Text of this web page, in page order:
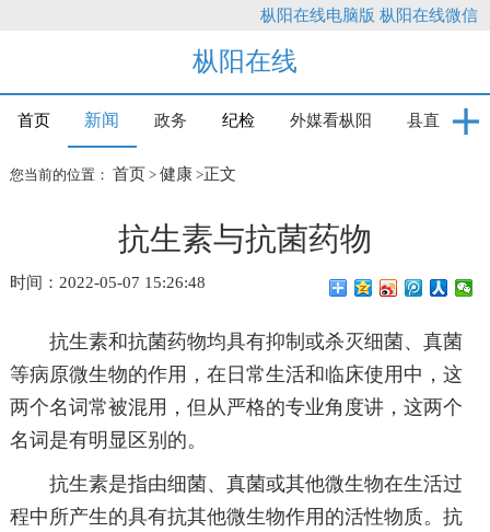
枞阳在线电脑版 枞阳在线微信
枞阳在线
首页 新闻 政务 纪检 外媒看枞阳 县直
您当前的位置： 首页 > 健康>正文
抗生素与抗菌药物
时间：2022-05-07 15:26:48
抗生素和抗菌药物均具有抑制或杀灭细菌、真菌
等病原微生物的作用，在日常生活和临床使用中，这
两个名词常被混用，但从严格的专业角度讲，这两个
名词是有明显区别的。
抗生素是指由细菌、真菌或其他微生物在生活过
程中所产生的具有抗其他微生物作用的活性物质。抗